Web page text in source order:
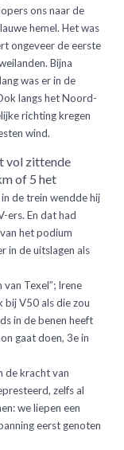
ons naar de
hemel.Het was
ongeveer de eerste
Bijna
was er in de
langs het Noord-
richting kregen
wind.
vol zittende
of 5 het
in de trein wendde hij
ers. En dat had
het podium
in de uitslagen als
Texel”; Irene
bij V50 als die zou
in de benen heeft
gaat doen, 3e in
de kracht van
zelfs al
we liepen een
eerst genoten